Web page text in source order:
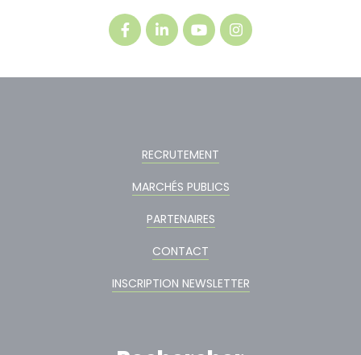
RECRUTEMENT
MARCHÉS PUBLICS
PARTENAIRES
CONTACT
INSCRIPTION NEWSLETTER